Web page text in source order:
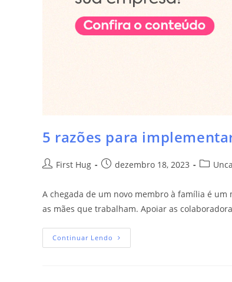
5 razões para
First Hug dezembro 18, 2023
A chegada de um novo membro à família é
as mães que trabalham. Apoiar as
Continuar Lendo